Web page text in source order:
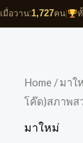
เมื่อวาน:1,727คน
Home /มาใ
โค๊ด)สภาพส
มาใหม่